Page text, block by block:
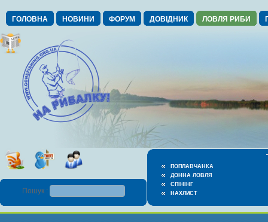
ГОЛОВНА НОВИНИ ФОРУМ ДОВІДНИК ЛОВЛЯ РИБИ
ПОПЛАВЧАНКА
ДОННА ЛОВЛЯ
СПІНІНГ
НАХЛИСТ
Пошук :